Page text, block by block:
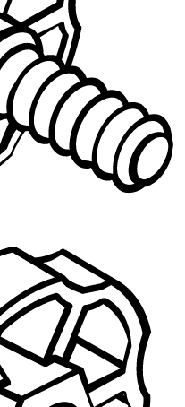
кроватей
для школьной мебели